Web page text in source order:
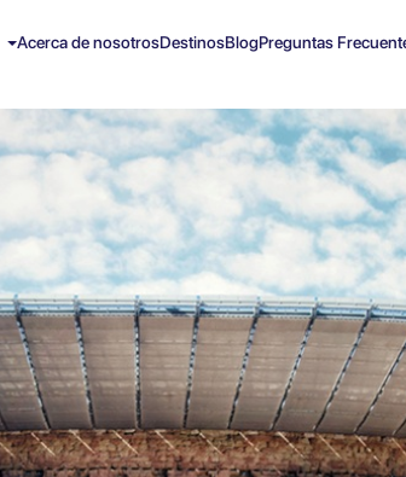
Acerca de nosotrosDestinosBlogPreguntas